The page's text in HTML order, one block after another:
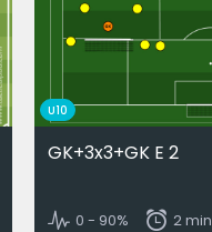
U10
GK+3x3+GK E 2
0 - 90% 2 min